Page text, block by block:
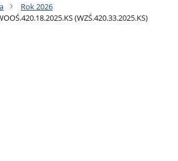
Rok 2026
(WZŚ.420.33.2025.KS)